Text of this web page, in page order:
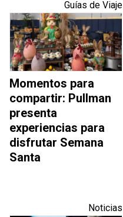
Guías de Viaje
Momentos para
compartir: Pullman
presenta
experiencias para
disfrutar Semana
Santa
Noticias